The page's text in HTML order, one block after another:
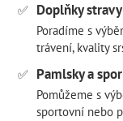
✅ Doplňky
Poradíme s
trávení, kvality
✅ Pamlsky a
Pomůžeme s
sportovní nebo